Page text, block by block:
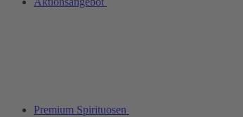
Premium Spirituosen